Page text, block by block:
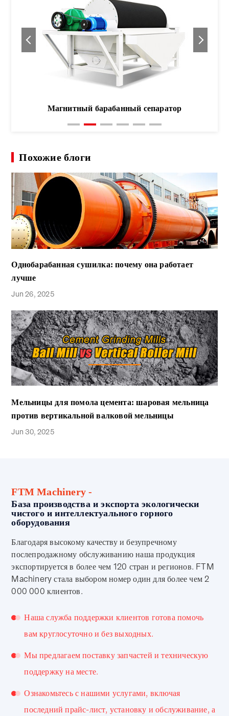
Магнитный барабанный сепаратор
Похожие блоги
Однобарабанная сушилка: почему она работает
лучше
Jun 26, 2025
Мельницы для помола цемента: шаровая мельница
против вертикальной валковой мельницы
Jun 30, 2025
FTM Machinery -
База производства и экспорта экологически
чистого и интеллектуального горного
оборудования
Благодаря высокому качеству и безупречному
послепродажному обслуживанию наша продукция
экспортируется в более чем 120 стран и регионов. FTM
Machinery стала выбором номер один для более чем 2
000 000 клиентов.
Наша служба поддержки клиентов готова помочь
вам круглосуточно и без выходных.
Мы предлагаем поставку запчастей и техническую
поддержку на месте.
Ознакомьтесь с нашими услугами, включая
последний прайс-лист, установку и обслуживание, а